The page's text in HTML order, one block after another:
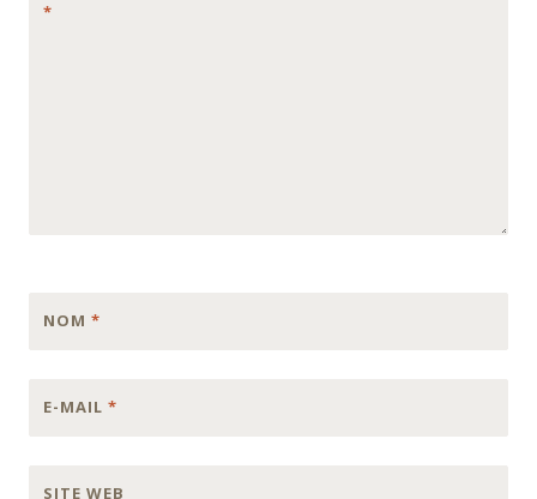
*
NOM *
E-MAIL *
SITE WEB